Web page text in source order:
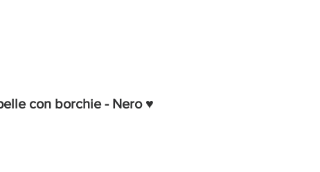
con borchie - Nero ♥